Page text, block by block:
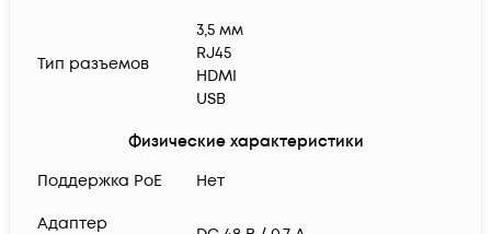
Тип разъемов
3,5 мм
RJ45
HDMI
USB
Физические характеристики
Поддержка PoE
Нет
Адаптер